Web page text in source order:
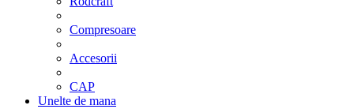
Compresoare
Accesorii
CAP
Unelte de mana